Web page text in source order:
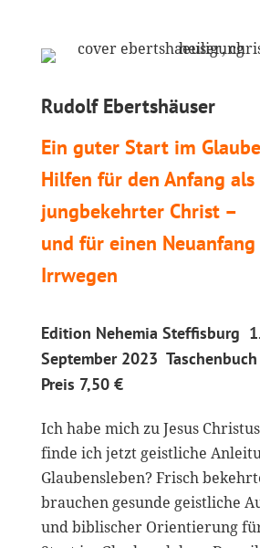
Rudolf Ebertshäuser
Ein guter Start im
Hilfen für den Anfang als
jungbekehrter Christ –
und für einen Neuanfang
Irrwegen
Edition Nehemia Steffisburg
September 2023
Preis 7,50 €
Ich habe mich zu Jesus
finde ich jetzt geistliche
Glaubensleben? Frisch
brauchen gesunde geistliche
und biblischer Orientierung